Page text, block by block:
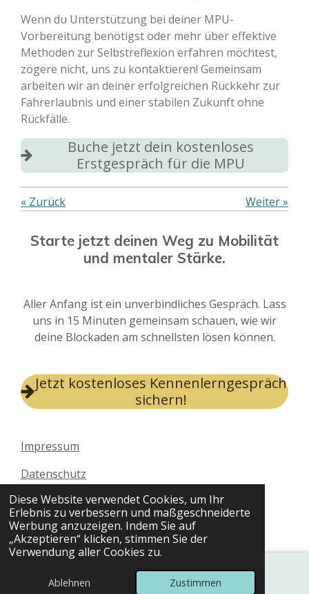
Diese Website verwendet Cookies, um Ihr
Erlebnis zu verbessern und maßgeschneiderte
Werbung anzuzeigen. Indem Sie auf
„Akzeptieren“ klicken, stimmen Sie der
Verwendung aller Cookies zu.
Ablehnen Zustimmen
Wenn du Unterstützung bei deiner MPU-
Vorbereitung benötigst oder mehr über effektive
Methoden zur Selbstreflexion erfahren möchtest,
zögere nicht, uns zu kontaktieren! Gemeinsam
arbeiten wir an deiner erfolgreichen Rückkehr zur
Fahrerlaubnis und einer stabilen Zukunft ohne
Rückfälle.
Buche jetzt dein kostenloses
Erstgespräch für die MPU
« Zurück Weiter»
Starte jetzt deinen Weg zu Mobilität
und mentaler Stärke.
Aller Anfang ist ein unverbindliches Gespräch. Lass
uns in 15 Minuten gemeinsam schauen, wie wir
deine Blockaden am schnellsten lösen können.
Jetzt kostenloses Kennenlerngespräch
sichern!
Impressum
Datenschutz
Vorbereitung und Psychologische Beratung
Mit Unterstützung vonWebador